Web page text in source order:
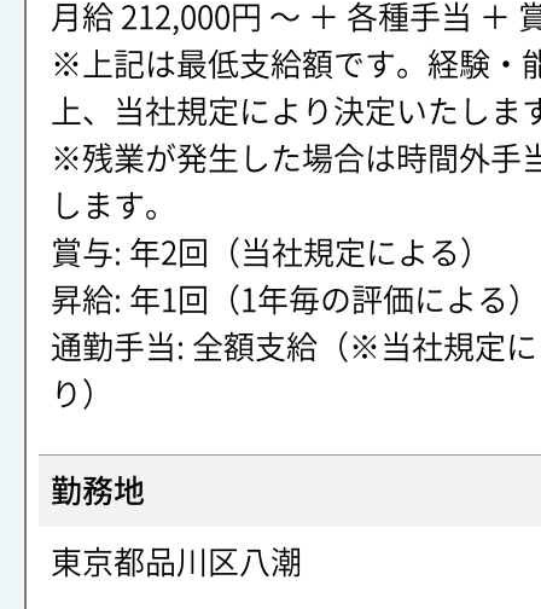
月給 212,000円 〜 ＋ 各種手当 ＋
※上記は最低支給額です。経験・
上、当社規定により決定いたしま
※残業が発生した場合は時間外手
します。
賞与: 年2回（当社規定による）
昇給: 年1回（1年毎の評価による）
通勤手当: 全額支給（※当社規定
り）
勤務地
東京都品川区八潮